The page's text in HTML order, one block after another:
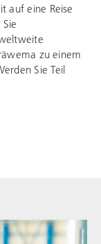
auf eine Reise
zu einem
Sie Teil